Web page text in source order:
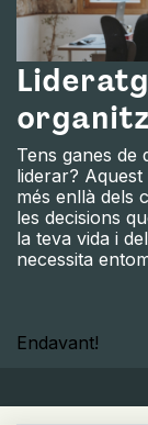
Tens ganes de
liderar?
més enllà dels
les decisions
la teva vida i
necessita
Endavant!​